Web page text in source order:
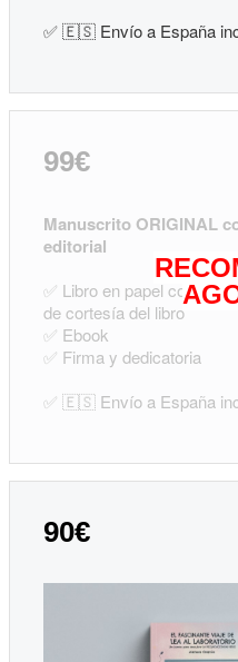
✅ 🇪🇸 Envío a España
99€
Manuscrito ORIGINAL
editorial
✅ Libro en papel con tu
de cortesía del libro
✅ Ebook
✅ Firma y dedicatoria
✅ 🇪🇸 Envío a España
90€